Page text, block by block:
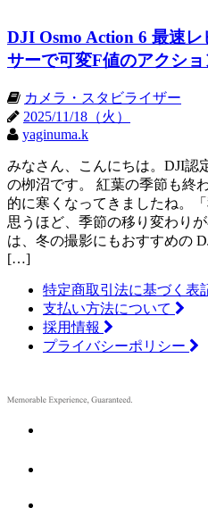
DJI Osmo Action 6 最速
サーで可変F値のアクシ
カメラ・スタビライザー
2025/11/18（火）
yaginuma.k
みなさん、こんにちは。DJI認
の栁沼です。 紅葉の季節も終
的に寒くなってきましたね。
思うほど、季節の移り変わり
は、冬の撮影にもおすすめの
[…]
特定商取引法に基づく表
支払い方法について
採用情報
プライバシーポリシー